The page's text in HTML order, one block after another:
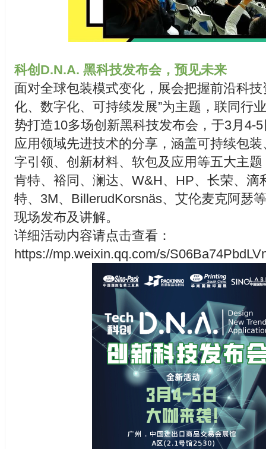
科创D.N.A. 黑科技发布会，预见未来
面对全球包装模式变化，展会把握前沿科技
化、数字化、可持续发展”为主题，联同行
势打造10多场创新黑科技发布会，于3月4-
应用领域先进技术的分享，涵盖可持续包
字引领、创新材料、软包及应用等五大主
肯特、裕同、澜达、W&H、HP、长荣、滴
特、3M、BillerudKorsnäs、艾伦麦克阿瑟
现场发布及讲解。
详细活动内容请点击查看：
https://mp.weixin.qq.com/s/